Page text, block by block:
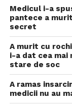
Medicul i-a
pantece a
secret
A murit cu
i-a dat cea mai
stare de soc
A ramas
medicii nu au